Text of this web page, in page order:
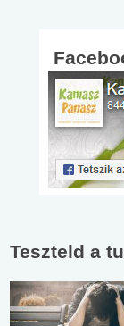
Teszteld a